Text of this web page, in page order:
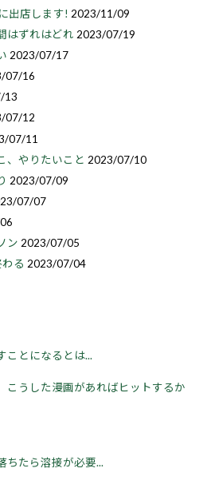
出店します! 2023/11/09
はずれはどれ 2023/07/19
2023/07/17
07/16
13
07/12
07/11
、やりたいこと 2023/07/10
2023/07/09
07/07
ン 2023/07/05
る 2023/07/04
ことになるとは...
こうした漫画があればヒットするか
ちたら溶接が必要...